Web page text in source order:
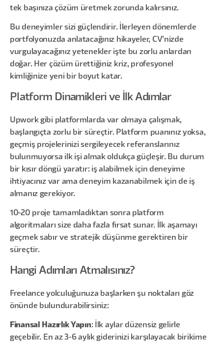
tek başınıza çözüm üretmek zorunda kalırsınız.
Bu deneyimler sizi güçlendirir. İlerleyen dönemlerde
portfolyonuzda anlatacağınız hikayeler, CV'nizde
vurgulayacağınız yetenekler işte bu zorlu anlardan
doğar. Her çözüm ürettiğiniz kriz, profesyonel
kimliğinize yeni bir boyut katar.
Platform Dinamikleri ve İlk Adımlar
Upwork gibi platformlarda var olmaya çalışmak,
başlangıçta zorlu bir süreçtir. Platform puanınız yoksa,
geçmiş projelerinizi sergileyecek referanslarınız
bulunmuyorsa ilk işi almak oldukça güçleşir. Bu durum
bir kısır döngü yaratır: iş alabilmek için deneyime
ihtiyacınız var ama deneyim kazanabilmek için de iş
almanız gerekiyor.
10-20 proje tamamladıktan sonra platform
algoritmaları size daha fazla fırsat sunar. İlk aşamayı
geçmek sabır ve stratejik düşünme gerektiren bir
süreçtir.
Hangi Adımları Atmalısınız?
Freelance yolculuğunuza başlarken şu noktaları göz
önünde bulundurabilirsiniz:
Finansal Hazırlık Yapın: İlk aylar düzensiz gelirle
geçebilir. En az 3-6 aylık giderinizi karşılayacak birikime